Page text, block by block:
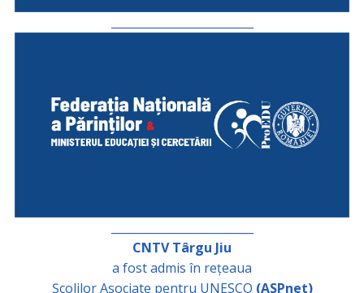
CNTV Târgu Jiu
a fost admis în rețeaua
Școlilor Asociate pentru UNESCO (ASPnet)